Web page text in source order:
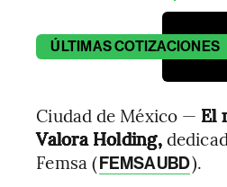
ÚLTIMASCOTIZACIONES
Ciudad de México — El
Valora Holding,
Femsa (FEMSAUBD).